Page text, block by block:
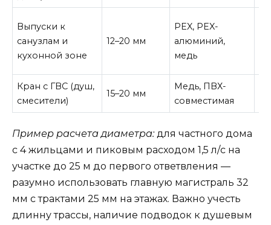
Выпуски к
санузлам и
кухонной зоне
12–20 мм
PEX, PEX-
алюминий,
медь
Кран с ГВС (душ,
смесители)
15–20 мм
Медь, ПВХ-
совместимая
Пример расчета диаметра:для частного дома
с 4 жильцами и пиковым расходом 1,5 л/с на
участке до 25 м до первого ответвления —
разумно использовать главную магистраль 32
мм с трактами 25 мм на этажах. Важно учесть
длинну трассы, наличие подводок к душевым